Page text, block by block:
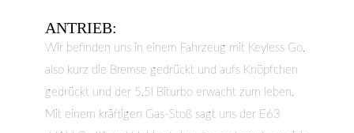
ANTRIEB:
Wir befinden uns in einem Fahrzeug mit Keyless Go,
also kurz die Bremse gedrückt und aufs Knöpfchen
gedrückt und der 5.5l Biturbo erwacht zum leben.
Mit einem kräftigen Gas-Stoß sagt uns der E63